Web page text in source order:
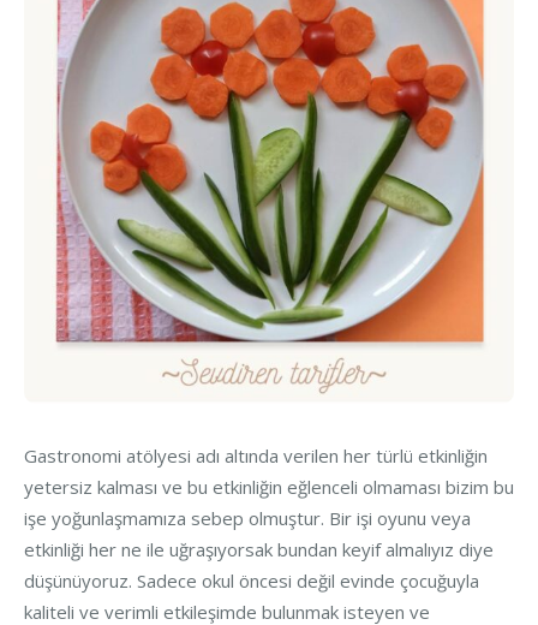
Gastronomi atölyesi adı altında verilen her türlü etkinliğin
yetersiz kalması ve bu etkinliğin eğlenceli olmaması bizim bu
işe yoğunlaşmamıza sebep olmuştur. Bir işi oyunu veya
etkinliği her ne ile uğraşıyorsak bundan keyif almalıyız diye
düşünüyoruz. Sadece okul öncesi değil evinde çocuğuyla
kaliteli ve verimli etkileşimde bulunmak isteyen ve